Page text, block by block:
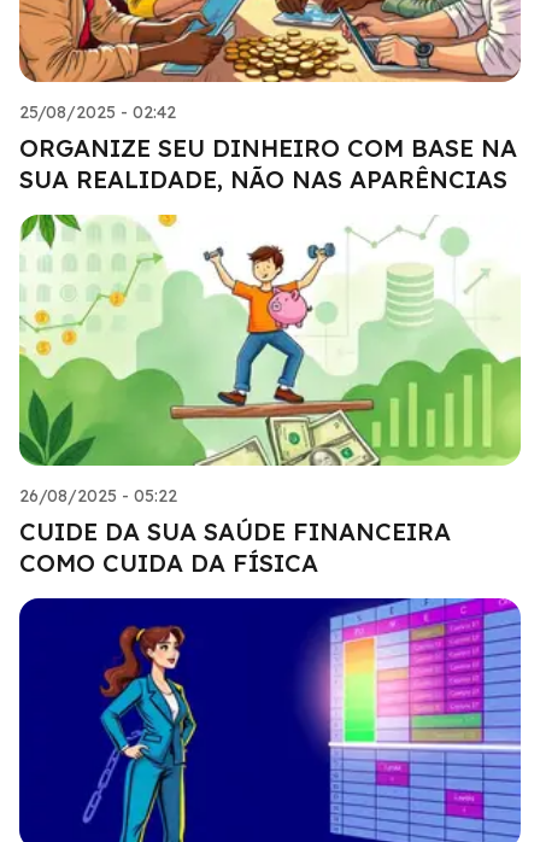
25/08/2025 - 02:42
ORGANIZE SEU DINHEIRO COM BASE NA
SUA REALIDADE, NÃO NAS APARÊNCIAS
26/08/2025 - 05:22
CUIDE DA SUA SAÚDE FINANCEIRA
COMO CUIDA DA FÍSICA